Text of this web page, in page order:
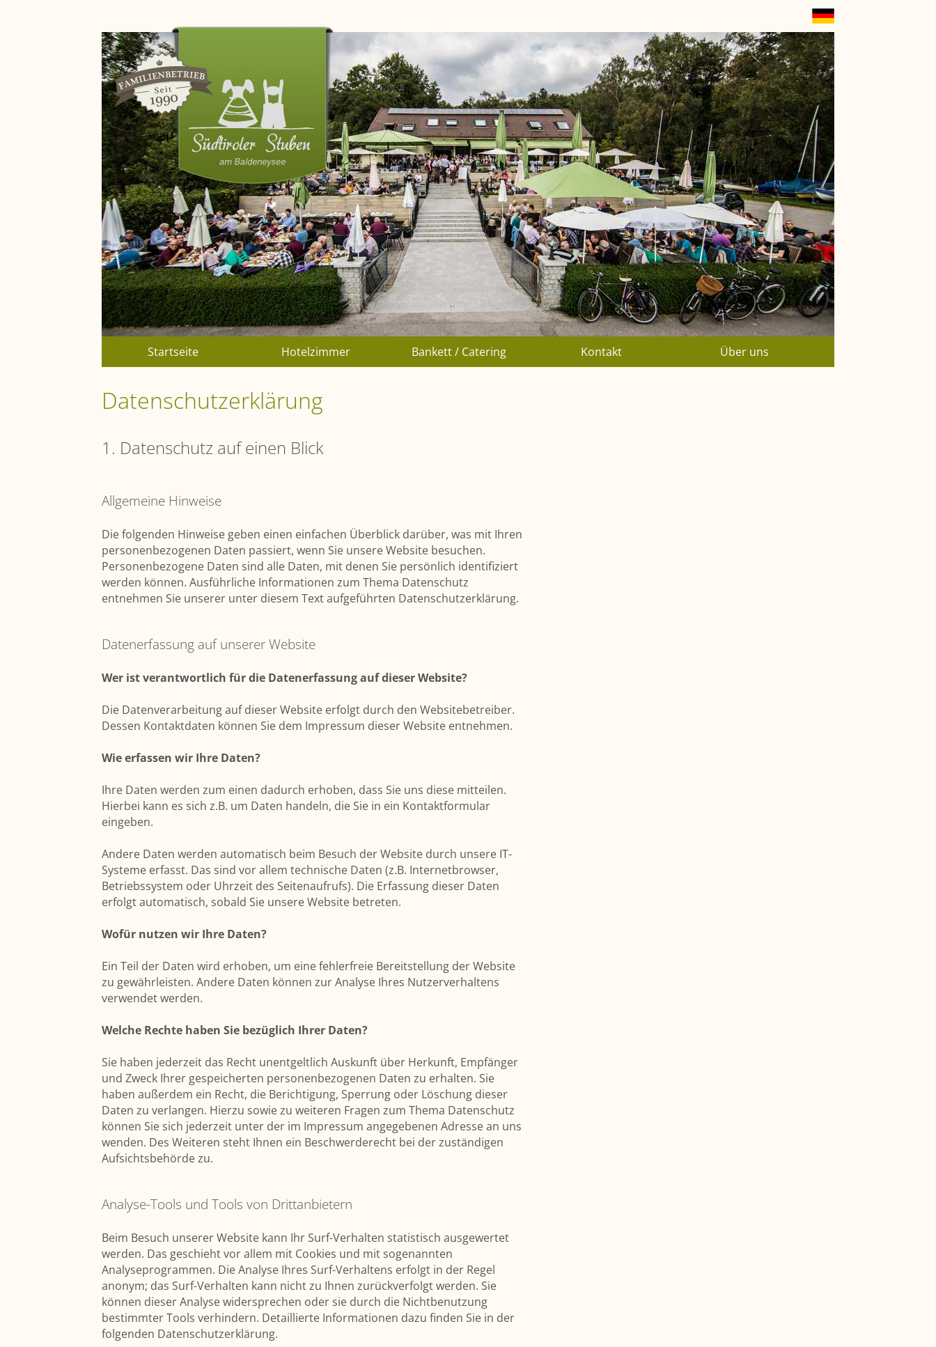
ChaptersStartseite Hotelzimmer Bankett / Catering Kontakt Über uns
Datenschutzerklärung
1. Datenschutz auf einen Blick
Allgemeine Hinweise
Die folgenden Hinweise geben einen einfachen Überblick darüber, was mit Ihren
personenbezogenen Daten passiert, wenn Sie unsere Website besuchen.
Personenbezogene Daten sind alle Daten, mit denen Sie persönlich identifiziert
werden können. Ausführliche Informationen zum Thema Datenschutz
entnehmen Sie unserer unter diesem Text aufgeführten Datenschutzerklärung.
Datenerfassung auf unserer Website
Wer ist verantwortlich für die Datenerfassung auf dieser Website?
Die Datenverarbeitung auf dieser Website erfolgt durch den Websitebetreiber.
Dessen Kontaktdaten können Sie dem Impressum dieser Website entnehmen.
Wie erfassen wir Ihre Daten?
Ihre Daten werden zum einen dadurch erhoben, dass Sie uns diese mitteilen.
Hierbei kann es sich z.B. um Daten handeln, die Sie in ein Kontaktformular
eingeben.
Andere Daten werden automatisch beim Besuch der Website durch unsere IT-
Systeme erfasst. Das sind vor allem technische Daten (z.B. Internetbrowser,
Betriebssystem oder Uhrzeit des Seitenaufrufs). Die Erfassung dieser Daten
erfolgt automatisch, sobald Sie unsere Website betreten.
Wofür nutzen wir Ihre Daten?
Ein Teil der Daten wird erhoben, um eine fehlerfreie Bereitstellung der Website
zu gewährleisten. Andere Daten können zur Analyse Ihres Nutzerverhaltens
verwendet werden.
Welche Rechte haben Sie bezüglich Ihrer Daten?
Sie haben jederzeit das Recht unentgeltlich Auskunft über Herkunft, Empfänger
und Zweck Ihrer gespeicherten personenbezogenen Daten zu erhalten. Sie
haben außerdem ein Recht, die Berichtigung, Sperrung oder Löschung dieser
Daten zu verlangen. Hierzu sowie zu weiteren Fragen zum Thema Datenschutz
können Sie sich jederzeit unter der im Impressum angegebenen Adresse an uns
wenden. Des Weiteren steht Ihnen ein Beschwerderecht bei der zuständigen
Aufsichtsbehörde zu.
Analyse-Tools und Tools von Drittanbietern
Beim Besuch unserer Website kann Ihr Surf-Verhalten statistisch ausgewertet
werden. Das geschieht vor allem mit Cookies und mit sogenannten
Analyseprogrammen. Die Analyse Ihres Surf-Verhaltens erfolgt in der Regel
anonym; das Surf-Verhalten kann nicht zu Ihnen zurückverfolgt werden. Sie
können dieser Analyse widersprechen oder sie durch die Nichtbenutzung
bestimmter Tools verhindern. Detaillierte Informationen dazu finden Sie in der
folgenden Datenschutzerklärung.